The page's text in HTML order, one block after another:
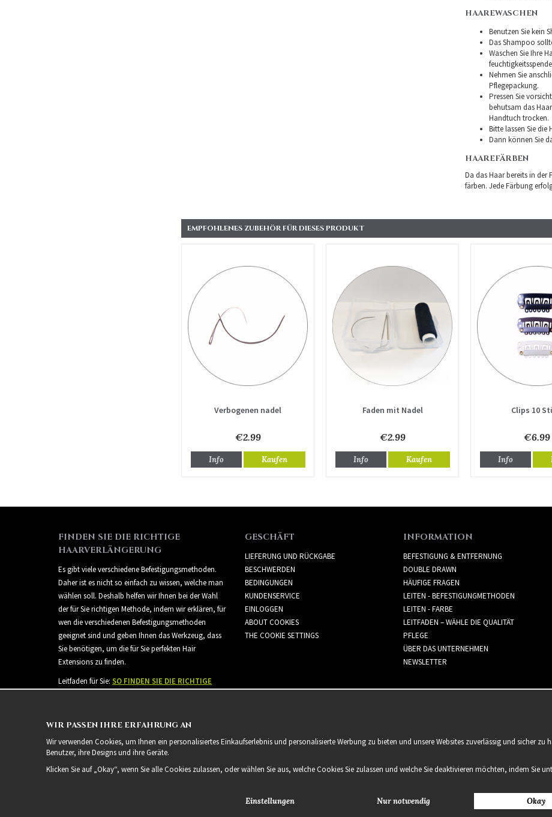
HAAREWASCHEN
Benutzen Sie kein
Das Shampoo
Waschen Sie Ihre
Nehmen Sie
Pflegepackung.
Pressen Sie
behutsam das
Handtuch trocken.
Bitte lassen Sie die
Dann können Sie
HAAREFÄRBEN
Da das Haar bereits in
färben. Jede Färbung
EMPFOHLENES ZUBEHÖR FÜR DIESES PRODUKT
Verbogenen nadel
€2.99
Info Kaufen
Faden mit Nadel
€2.99
Info Kaufen
Clips 10
€6.99
Info
FINDEN SIE DIE RICHTIGE
HAARVERLÄNGERUNG
Es gibt viele verschiedene Befestigungsmethoden.
Daher ist es nicht so einfach zu wissen, welche man
wählen soll. Deshalb helfen wir Ihnen bei der Wahl
der für Sie richtigen Methode, indem wir erklären, für
wen die verschiedenen Befestigungsmethoden
geeignet sind und geben Ihnen das Werkzeug, dass
Sie benötigen, um die für Sie perfekten Hair
Extensions zu finden.
Leitfaden für Sie: SO FINDEN SIE DIE RICHTIGE
GESCHÄFT
LIEFERUNG UND RÜCKGABE
BESCHWERDEN
BEDINGUNGEN
KUNDENSERVICE
EINLOGGEN
ABOUT COOKIES
THE COOKIE SETTINGS
INFORMATION
BEFESTIGUNG & ENTFERNUNG
DOUBLE DRAWN
HÄUFIGE FRAGEN
LEITEN - BEFESTIGUNGMETHODEN
LEITEN - FARBE
LEITFADEN – WÄHLE DIE QUALITÄT
PFLEGE
ÜBER DAS UNTERNEHMEN
NEWSLETTER
2021 Delightful Hair
WIR PASSEN IHRE ERFAHRUNG AN
Wir verwenden Cookies, um Ihnen ein personalisiertes Einkaufserlebnis und personalisierte Werbung zu bieten und unsere Websites zuverlässig und sicher
Benutzer, ihre Designs und ihre Geräte.
Klicken Sie auf „Okay“, wenn Sie alle Cookies zulassen, oder wählen Sie aus, welche Cookies Sie zulassen und welche Sie deaktivieren möchten, indem Sie
Einstellungen Nur notwendig Okay